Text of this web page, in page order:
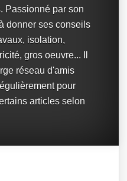
Passionné par son
donner ses conseils
isolation,
gros oeuvre... Il
réseau d'amis
pour
articles selon